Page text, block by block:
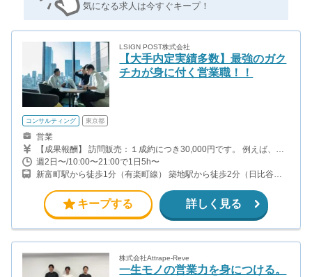
気になる求人は今すぐキープ！
LSIGN POST株式会社
【大手内定実績多数】最強のガク
チカが身に付く営業職！！
コンサルティング 東京都
営業
【成果報酬】 訪問販売：１成約につき30,000円です。 例えば、光
インターネットの成約であれば、平均的に2.5日で1件の契約が見込
めます。（12,000円/1日6時間稼働） ＜月収例＞月に50万以上稼ぐ
方もいます！ ・月5件成約：150,000円 ・月15件成約：450,000円
・月30成約：900,000円➕マネジメントインセンティブ300,000
円 合計1,200,000円 時給換算で2,000円程度が、平均的なインタ
ーン生の報酬となっています。
週2日〜/10:00〜21:00で1日5h〜
新富町駅から徒歩1分（有楽町線） 築地駅から徒歩2分（日比谷
キープする 詳しく見る
株式会社Attrape-Reve
一生モノの営業力を身につける。